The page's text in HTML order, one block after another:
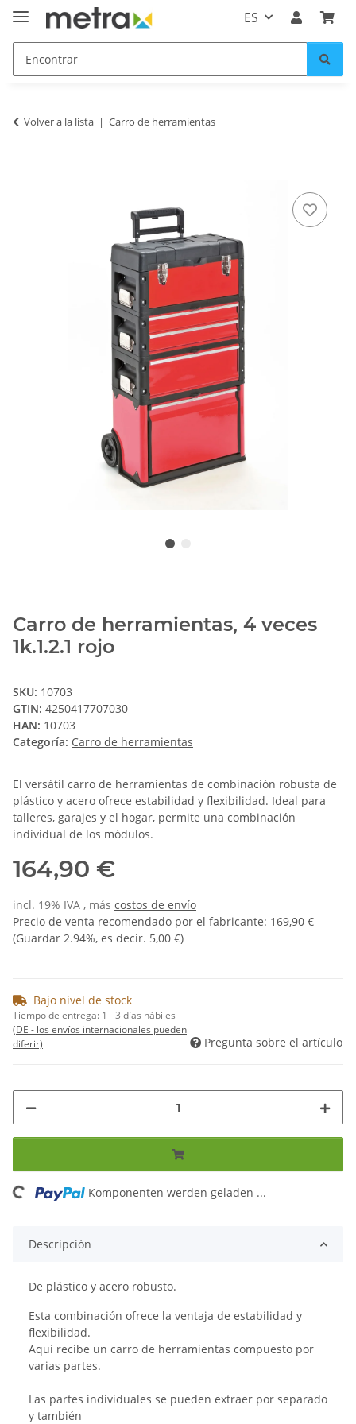
ES
Volver a la lista Carro de herramientas
Carro de herramientas, 4 veces
1k.1.2.1 rojo
SKU: 10703
GTIN: 4250417707030
HAN: 10703
Categoría: Carro de herramientas
El versátil carro de herramientas de combinación robusta de
plástico y acero ofrece estabilidad y flexibilidad. Ideal para
talleres, garajes y el hogar, permite una combinación
individual de los módulos.
164,90 €
incl. 19% IVA , más costos de envío
Precio de venta recomendado por el fabricante: 169,90 €
(Guardar 2.94%, es decir. 5,00 €)
Bajo nivel de stock
Tiempo de entrega: 1 - 3 días hábiles
(DE - los envíos internacionales pueden
diferir)
Pregunta sobre el artículo
Komponenten werden geladen ...
Descripción
De plástico y acero robusto.
Esta combinación ofrece la ventaja de estabilidad y
flexibilidad.
Aquí recibe un carro de herramientas compuesto por
varias partes.
Las partes individuales se pueden extraer por separado
y también